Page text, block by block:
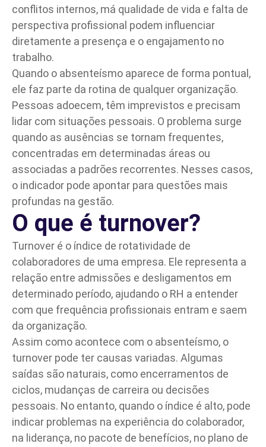
conflitos internos, má qualidade de vida e falta de
perspectiva profissional podem influenciar
diretamente a presença e o engajamento no
trabalho.
Quando o absenteísmo aparece de forma pontual,
ele faz parte da rotina de qualquer organização.
Pessoas adoecem, têm imprevistos e precisam
lidar com situações pessoais. O problema surge
quando as ausências se tornam frequentes,
concentradas em determinadas áreas ou
associadas a padrões recorrentes. Nesses casos,
o indicador pode apontar para questões mais
profundas na gestão.
O que é turnover?
Turnover é o índice de rotatividade de
colaboradores de uma empresa. Ele representa a
relação entre admissões e desligamentos em
determinado período, ajudando o RH a entender
com que frequência profissionais entram e saem
da organização.
Assim como acontece com o absenteísmo, o
turnover pode ter causas variadas. Algumas
saídas são naturais, como encerramentos de
ciclos, mudanças de carreira ou decisões
pessoais. No entanto, quando o índice é alto, pode
indicar problemas na experiência do colaborador,
na liderança, no pacote de benefícios, no plano de